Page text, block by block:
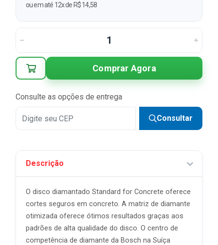
ou em até 12x de R$ 14,58
Comprar Agora
Consulte as opções de entrega
Consultar
Descrição
O disco diamantado Standard for Concrete oferece
cortes seguros em concreto. A matriz de diamante
otimizada oferece ótimos resultados graças aos
padrões de alta qualidade do disco. O centro de
competência de diamante da Bosch na Suíça